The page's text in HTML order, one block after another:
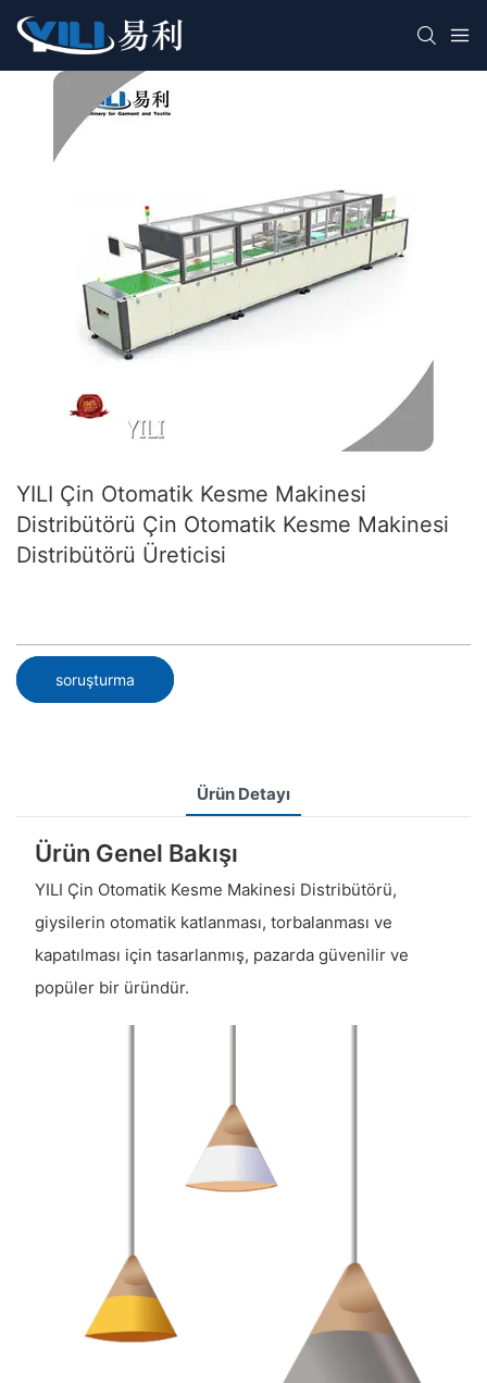
YILI Çin Otomatik Kesme Makinesi
Distribütörü Çin Otomatik Kesme Makinesi
Distribütörü Üreticisi
soruşturma
Ürün Detayı
Ürün Genel Bakışı
YILI Çin Otomatik Kesme Makinesi Distribütörü,
giysilerin otomatik katlanması, torbalanması ve
kapatılması için tasarlanmış, pazarda güvenilir ve
popüler bir üründür.